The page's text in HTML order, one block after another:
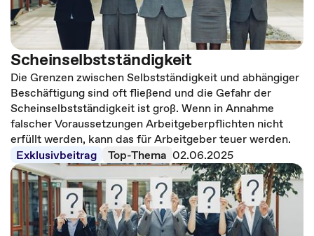
Scheinselbstständigkeit
Die Grenzen zwischen Selbstständigkeit und abhängiger
Beschäftigung sind oft fließend und die Gefahr der
Scheinselbstständigkeit ist groß. Wenn in Annahme
falscher Voraussetzungen Arbeitgeberpflichten nicht
erfüllt werden, kann das für Arbeitgeber teuer werden.
Exklusivbeitrag
Top-Thema 02.06.2025